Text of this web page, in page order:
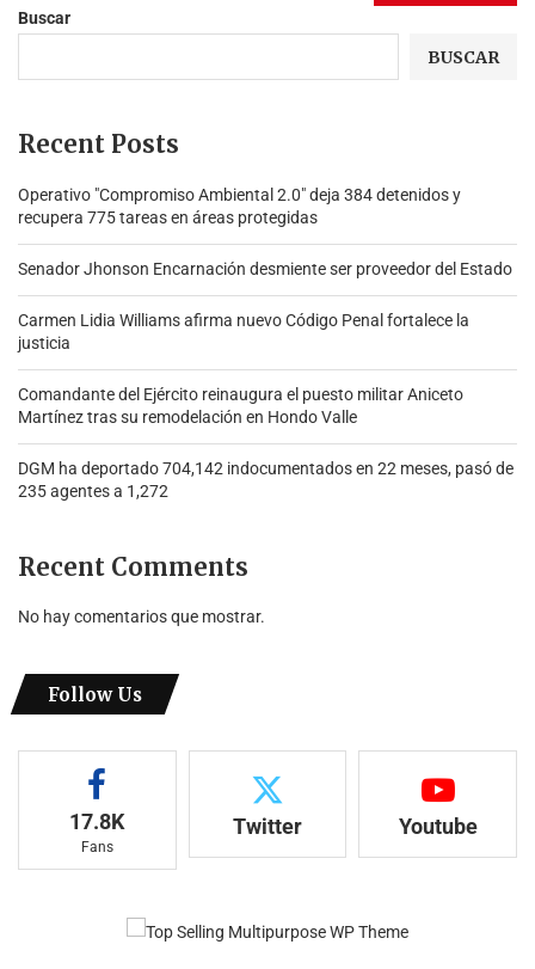
Buscar
BUSCAR
Recent Posts
Operativo "Compromiso Ambiental 2.0″ deja 384 detenidos y
recupera 775 tareas en áreas protegidas
Senador Jhonson Encarnación desmiente ser proveedor del Estado
Carmen Lidia Williams afirma nuevo Código Penal fortalece la
justicia
Comandante del Ejército reinaugura el puesto militar Aniceto
Martínez tras su remodelación en Hondo Valle
DGM ha deportado 704,142 indocumentados en 22 meses, pasó de
235 agentes a 1,272
Recent Comments
No hay comentarios que mostrar.
Follow Us
17.8K
Fans
Twitter Youtube